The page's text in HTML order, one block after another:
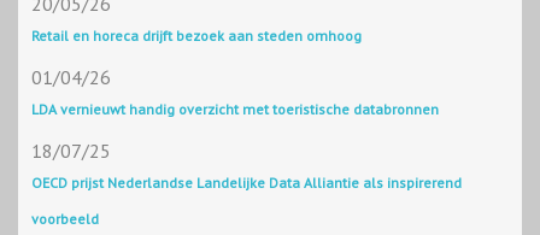
Retail en horeca drijft bezoek aan steden omhoog
01/04/26
LDA vernieuwt handig overzicht met toeristische databronnen
18/07/25
OECD prijst Nederlandse Landelijke Data Alliantie als inspirerend
voorbeeld